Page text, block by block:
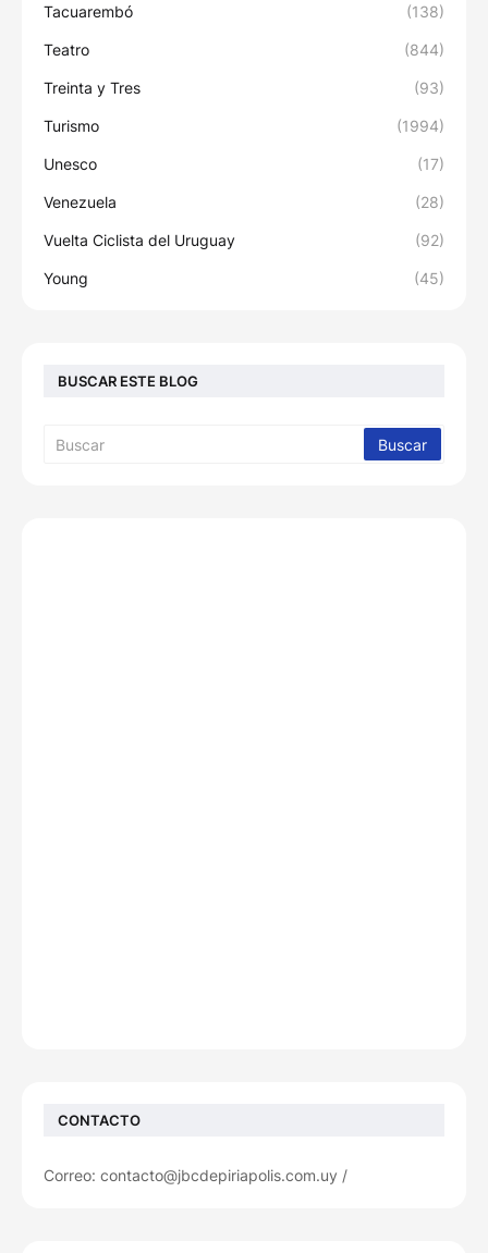
Tacuarembó (138)
Teatro (844)
Treinta y Tres (93)
Turismo (1994)
Unesco (17)
Venezuela (28)
Vuelta Ciclista del Uruguay (92)
Young (45)
BUSCAR ESTE BLOG
CONTACTO
Correo: contacto@jbcdepiriapolis.com.uy /